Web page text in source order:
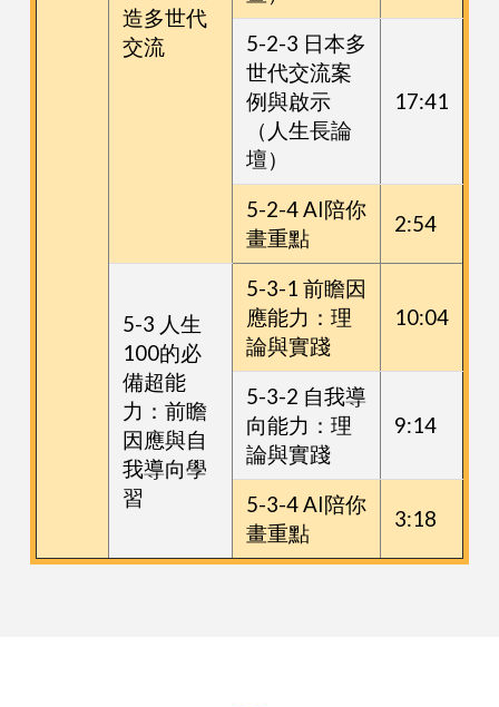
造多世代
交流
5-2-3 日本多
世代交流案
例與啟示
（人生長論
壇）
17:41
5-2-4 AI陪你
畫重點
2:54
5-3 人生
100的必
備超能
力：前瞻
因應與自
我導向學
習
5-3-1 前瞻因
應能力：理
論與實踐
10:04
5-3-2 自我導
向能力：理
論與實踐
9:14
5-3-4 AI陪你
畫重點
3:18